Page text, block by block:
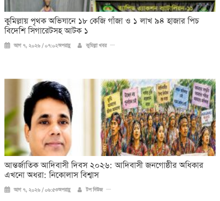
কুমিল্লায় পৃথক অভিযানে ১৮ কেজি গাঁজা ও ১ লাখ ৯৪ হাজার পিচ
বিদেশি সিগারেটসহ আটক ১
আগ ৭, ২০২৬ / ০৭:০২অপরাহ্ণ কুমিল্লা খবর
আন্তর্জাতিক আদিবাসী দিবস ২০২৬: আদিবাসী জনগোষ্ঠীর অধিকার
এখনো অধরা: নিকোলাস বিশ্বাস
আগ ৭, ২০২৬ / ০৬:৫৩অপরাহ্ণ টপ নিউজ